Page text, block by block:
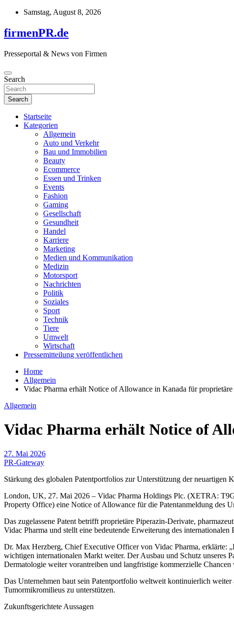
Skip
content
Samstag, August 8, 2026
firmenPR.de
Presseportal & News von Firmen
Search
Search
Startseite
Kategorien
Allgemein
Auto und Verkehr
Bau und Immobilien
Beauty
Ecommerce
Essen und Trinken
Events
Fashion
Gaming
Gesellschaft
Gesundheit
Handel
Karriere
Marketing
Medien und Kommunikation
Medizin
Motorsport
Nachrichten
Politik
Soziales
Sport
Technik
Tiere
Umwelt
Wirtschaft
Pressemitteilung veröffentlichen
Home
Allgemein
Vidac Pharma erhält Notice of Allowance in Kanada für
Allgemein
Vidac Pharma erhält Notice of
27. Mai 2026
PR-Gateway
Stärkung des globalen Patentportfolios zur Unterstützung der neuartigen
London, UK, 27. Mai 2026 – Vidac Pharma Holdings Plc. (XETRA:
Property Office) eine Notice of Allowance für die Patentanmeldung des
Das zugelassene Patent betrifft proprietäre Piperazin-Derivate,
Vidac Pharma und stellt eine bedeutende Erweiterung des
Dr. Max Herzberg, Chief Executive Officer von Vidac Pharma, erklärte:
wichtigen internationalen Markt weiter. Der Ausbau und Schutz unseres
Dermatologie weiter vorantreiben und langfristige kommerzielle
Das Unternehmen baut sein Patentportfolio weltweit kontinuierlich
Tumormikromilieus zu unterstützen.
Zukunftsgerichtete Aussagen